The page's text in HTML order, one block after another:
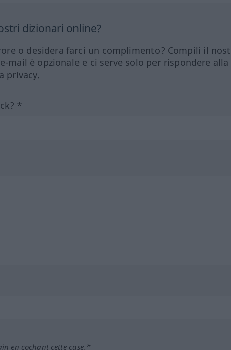
dizionari online?
o desidera farci un complimento? Compili il
mail è opzionale e ci serve solo per rispondere alla
privacy.
*
en cochant cette case.*